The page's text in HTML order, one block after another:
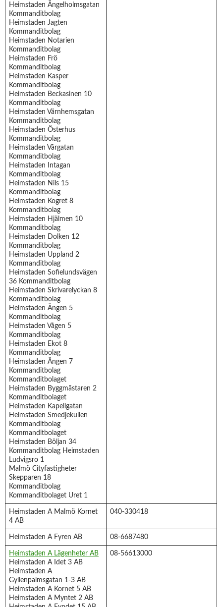
Heimstaden Ängelholmsgatan
Kommanditbolag
Heimstaden Jagten
Kommanditbolag
Heimstaden Notarien
Kommanditbolag
Heimstaden Frö
Kommanditbolag
Heimstaden Kasper
Kommanditbolag
Heimstaden Beckasinen 10
Kommanditbolag
Heimstaden Värnhemsgatan
Kommanditbolag
Heimstaden Österhus
Kommanditbolag
Heimstaden Vårgatan
Kommanditbolag
Heimstaden Intagan
Kommanditbolag
Heimstaden Nils 15
Kommanditbolag
Heimstaden Kogret 8
Kommanditbolag
Heimstaden Hjälmen 10
Kommanditbolag
Heimstaden Dolken 12
Kommanditbolag
Heimstaden Uppland 2
Kommanditbolag
Heimstaden Sofielundsvägen
36 Kommanditbolag
Heimstaden Skrivarelyckan 8
Kommanditbolag
Heimstaden Ängen 5
Kommanditbolag
Heimstaden Vågen 5
Kommanditbolag
Heimstaden Ekot 8
Kommanditbolag
Heimstaden Ängen 7
Kommanditbolag
Kommanditbolaget
Heimstaden Byggmästaren 2
Kommanditbolaget
Heimstaden Kapellgatan
Heimstaden Smedjekullen
Kommanditbolag
Kommanditbolaget
Heimstaden Böljan 34
Kommanditbolag Heimstaden
Ludvigsro 1
Malmö Cityfastigheter
Skepparen 18
Kommanditbolag
Kommanditbolaget Uret 1
Heimstaden A Malmö Kornet
4 AB
040-330418
Heimstaden A Fyren AB 08-6687480
Heimstaden A Lägenheter AB
Heimstaden A Idet 3 AB
Heimstaden A
Gyllenpalmsgatan 1-3 AB
Heimstaden A Kornet 5 AB
Heimstaden A Myntet 2 AB
08-56613000